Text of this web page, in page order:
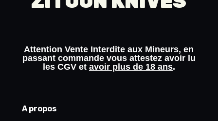
AttentionVente Interdite aux Mineurs, en
passant commande vous attestez avoir lu
les CGVet avoir plus de 18 ans.
A propos